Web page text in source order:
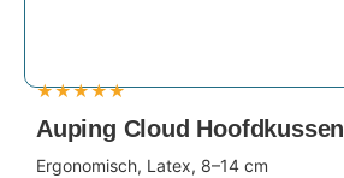
★★★★★
Auping Cloud Hoofdkussen
Ergonomisch, Latex, 8–14 cm